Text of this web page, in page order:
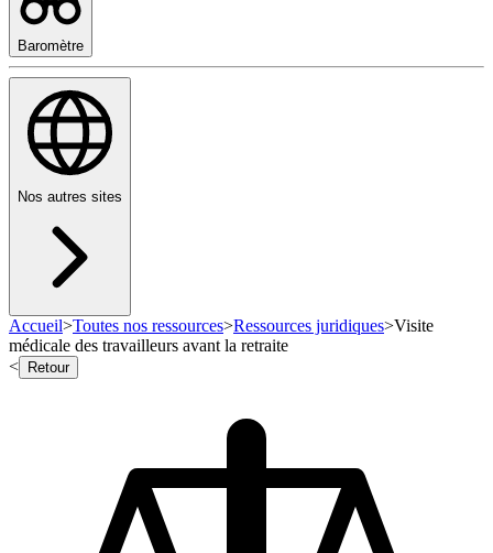
Baromètre
Nos autres sites
Accueil>Toutes nos ressources>Ressources juridiques>Visite
médicale des travailleurs avant la retraite
<
Retour